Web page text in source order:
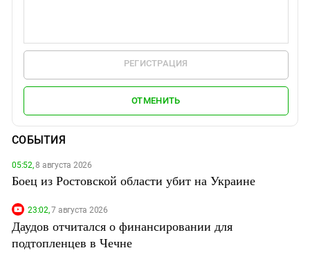
РЕГИСТРАЦИЯ
ОТМЕНИТЬ
СОБЫТИЯ
05:52,8 августа 2026
Боец из Ростовской области убит на Украине
23:02,7 августа 2026
Даудов отчитался о финансировании для
подтопленцев в Чечне